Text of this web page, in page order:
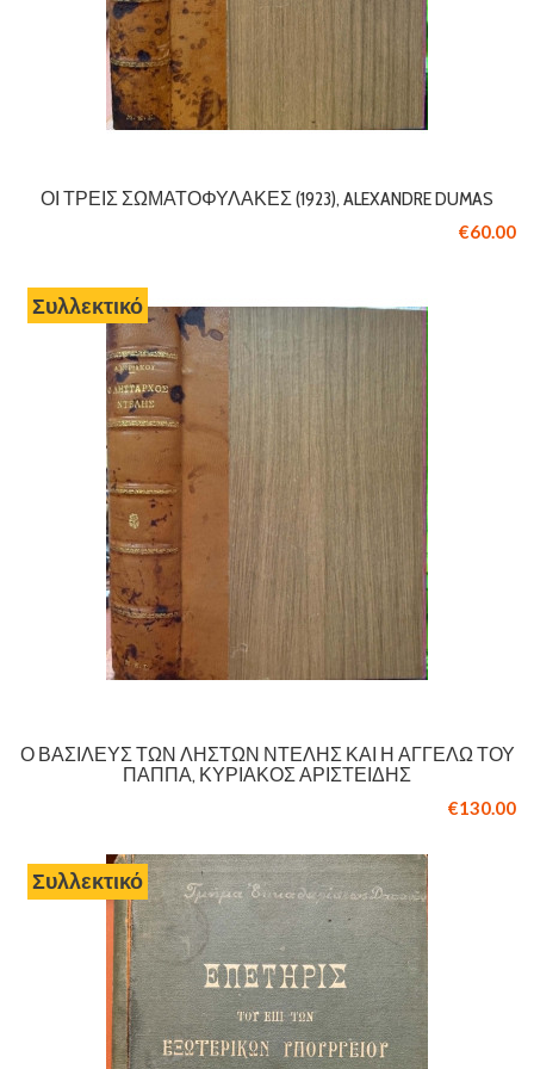
ΟΙ ΤΡΕΙΣ ΣΩΜΑΤΟΦΎΛΑΚΕΣ (1923), ALEXANDRE DUMAS
€60.00
Σπάνιο
Συλλεκτικό
Ο ΒΑΣΙΛΕΎΣ ΤΩΝ ΛΗΣΤΏΝ ΝΤΕΛΉΣ ΚΑΙ Η ΑΓΓΈΛΩ ΤΟΥ
ΠΑΠΠΆ, ΚΥΡΙΑΚΌΣ ΑΡΙΣΤΕΊΔΗΣ
€130.00
Συλλεκτικό